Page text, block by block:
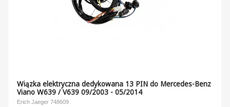
Wiązka elektryczna dedykowana 13 PIN do Mercedes-Benz
Viano W639 / V639 09/2003 - 05/2014
Erich Jaeger 748609